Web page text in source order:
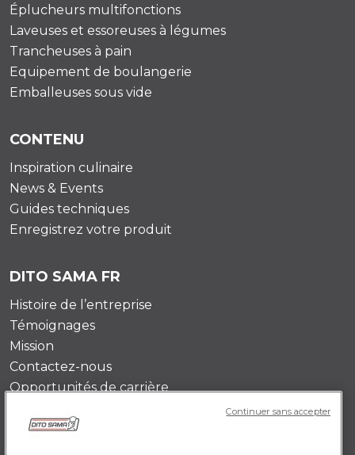
Éplucheurs multifonctions
Laveuses et essoreuses à légumes
Trancheuses à pain
Equipement de boulangerie
Emballeuses sous vide
CONTENU
Inspiration culinaire
News & Events
Guides techniques
Enregistrez votre produit
DITO SAMA FR
Histoire de l’entreprise
Témoignages
Mission
Contactez-nous
Opportunités de carrière
POLICY FR
Continuer sans accepter